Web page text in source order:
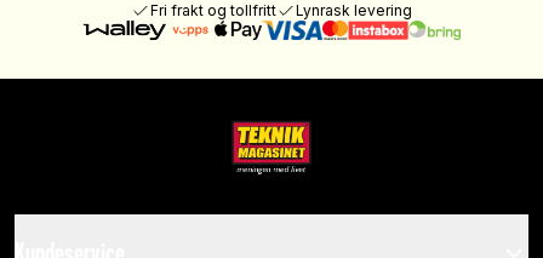
Fri frakt og tollfritt Lynrask levering